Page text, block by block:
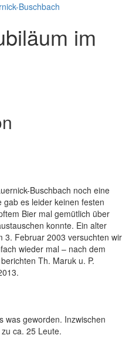
Buschbach
im
Buschbach noch eine
es leider keinen festen
Bier mal gemütlich über
konnte. Ein alter
3. Februar 2003 versuchten wir
wieder mal – nach dem
Th. Maruk u. P.
was geworden. Inzwischen
ca. 25 Leute.